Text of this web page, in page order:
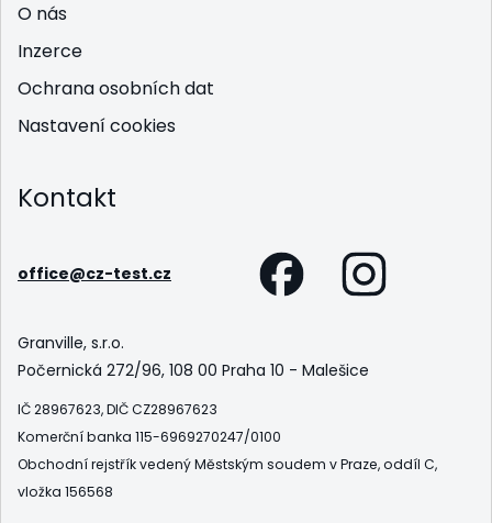
O nás
Inzerce
Ochrana osobních dat
Nastavení cookies
Kontakt
office@cz-test.cz
Granville, s.r.o.
Počernická 272/96, 108 00 Praha 10 - Malešice
IČ 28967623, DIČ CZ28967623
Komerční banka 115-6969270247/0100
Obchodní rejstřík vedený Městským soudem v Praze, oddíl C,
vložka 156568